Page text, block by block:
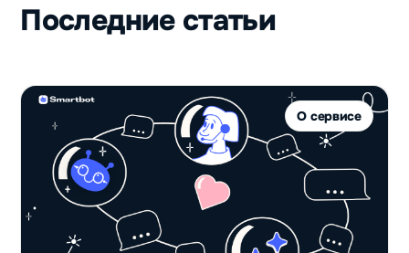
Последние статьи
О сервисе